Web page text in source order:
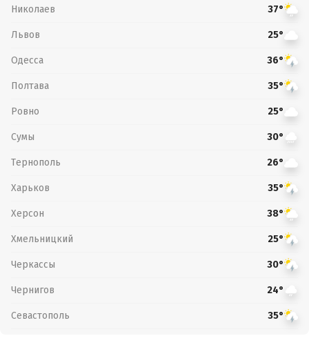
Николаев 37°
Львов 25°
Одесса 36°
Полтава 35°
Ровно 25°
Сумы 30°
Тернополь 26°
Харьков 35°
Херсон 38°
Хмельницкий 25°
Черкассы 30°
Чернигов 24°
Севастополь 35°